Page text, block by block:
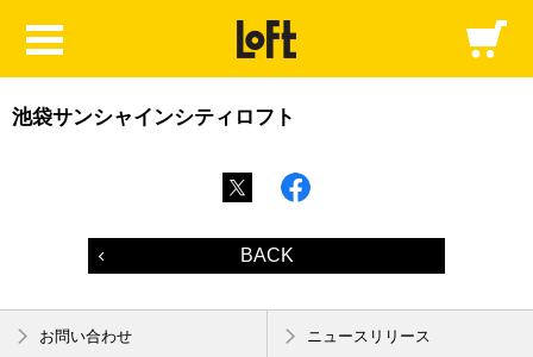
池袋サンシャインシティロフト
BACK
お問い合わせ ニュースリリース